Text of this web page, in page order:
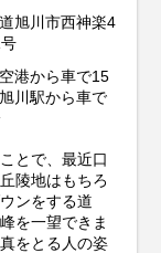
旭川市西神楽4
港から車で15
川駅から車で
とで、最近口
陵地はもちろ
ンをする道
を一望できま
をとる人の姿